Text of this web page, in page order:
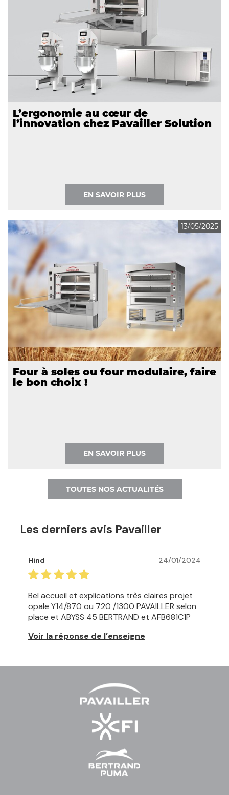
L’ergonomie au cœur de
l’innovation chez Pavailler Solution
EN SAVOIR PLUS
13/05/2025
Four à soles ou four modulaire, faire
le bon choix !
EN SAVOIR PLUS
TOUTES NOS ACTUALITÉS